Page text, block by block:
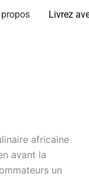
Livrez
africaine
avant la
un